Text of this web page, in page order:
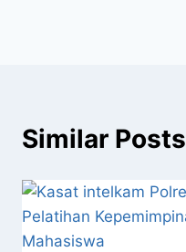
Similar Posts